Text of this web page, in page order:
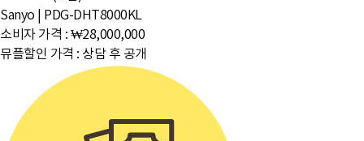
Sanyo
PDG-DHT8000KL
소비자 가격 : ₩28,000,000
뮤플할인 가격 : 상담 후 공개